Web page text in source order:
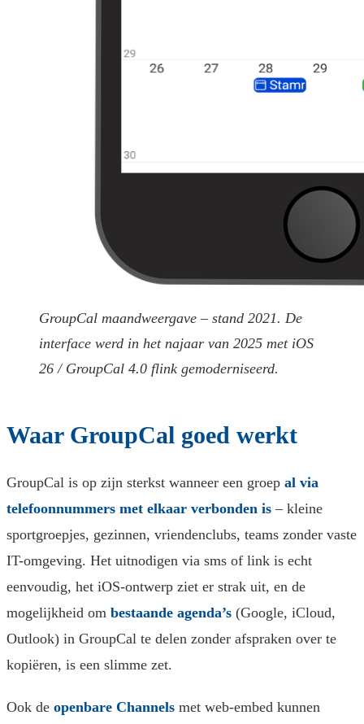
GroupCal maandweergave – stand 2021. De
interface werd in het najaar van 2025 met iOS
26 / GroupCal 4.0 flink gemoderniseerd.
Waar GroupCal goed werkt
GroupCal is op zijn sterkst wanneer een groep al via
telefoonnummers met elkaar verbonden is – kleine
sportgroepjes, gezinnen, vriendenclubs, teams zonder vaste
IT-omgeving. Het uitnodigen via sms of link is echt
eenvoudig, het iOS-ontwerp ziet er strak uit, en de
mogelijkheid om bestaande agenda’s (Google, iCloud,
Outlook) in GroupCal te delen zonder afspraken over te
kopiëren, is een slimme zet.
Ook de openbare Channels met web-embed kunnen